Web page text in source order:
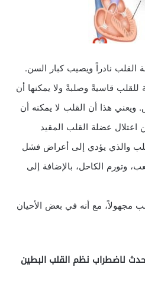
القلب نادراً ويصيب كبار السن.
قاسيةً وصلبةً ولا يمكنها أن
هذا أن القلب لا يمكنه أن
اعتلال عضلة القلب المقيد
والذي يؤدي إلى أعراض فشل
وتورم الكاحل، بالإضافة إلى
مجهولاً، مع أنه في بعض الأحيان
لاضطراب نظم القلب البطين